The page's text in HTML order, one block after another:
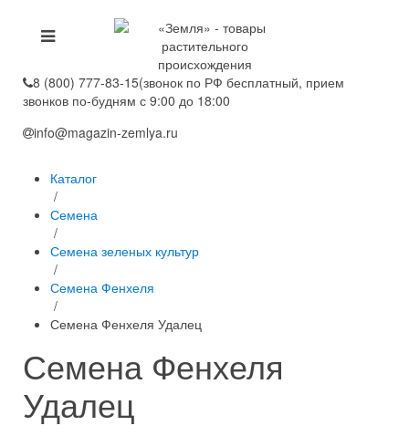
8 (800) 777-83-15(звонок по РФ бесплатный, прием
звонков по-будням с 9:00 до 18:00
info@magazin-zemlya.ru
Каталог
/
Семена
/
Семена зеленых культур
/
Семена Фенхеля
/
Семена Фенхеля Удалец
Семена Фенхеля
Удалец